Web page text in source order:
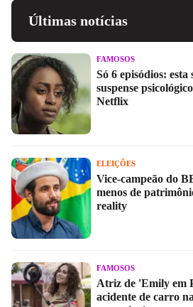
Últimas notícias
FAMOSOS
Só 6 episódios:
suspense
Netflix
ELEIÇÕES
Vice-campeão do
menos de
reality
FAMOSOS
Atriz de 'Emily em
acidente de carro